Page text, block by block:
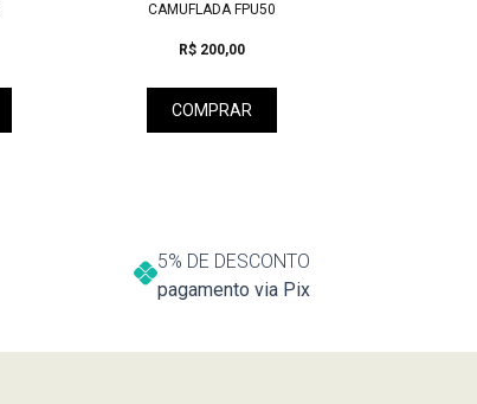
CAMUFLADA FPU50
R$ 200,00
COMPRAR
5% DE DESCONTO
pagamento via Pix